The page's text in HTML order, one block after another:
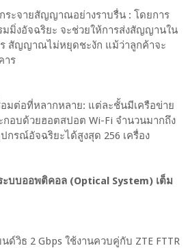
ระจายสัญญาณอย่างราบรื่น : โดยการ
มิ่งอัจฉริยะ จะช่วยให้การส่งสัญญานใน
ร สัญญาณไม่หยุดชะงัก แม้ว่าลูกค้าจะ
าร
มต่อที่หลากหลาย: แต่ละชั้นมีเครือข่าย
อบด้วยฮอตสปอต Wi-Fi จำนวนมากถึง
กรณ์อัจฉริยะได้สูงสุด 256 เครื่อง
ะบบออพติคอล (Optical System) เต็ม
ด์วิธ 2 Gbps ใช้งานควบคู่กับ ZTE FTTR